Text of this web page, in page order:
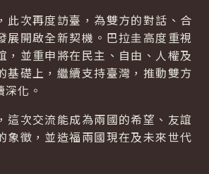
此次再度訪臺，為雙方的對話、合
展開啟全新契機。巴拉圭高度重視
，並重申將在民主、自由、人權及
基礎上，繼續支持臺灣，推動雙方
化。
這次交流能成為兩國的希望、友誼
象徵，並造福兩國現在及未來世代